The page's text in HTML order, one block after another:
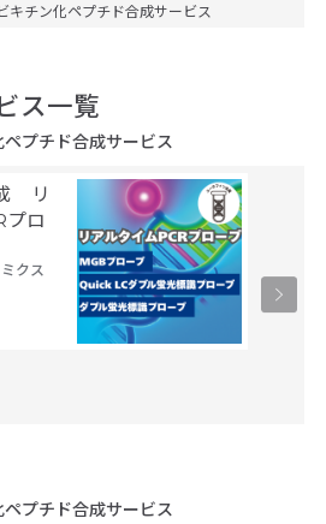
キチン化ペプチド合成サービス
ス一覧
プチド合成サービス
リ
プロ
クス
プチド合成サービス